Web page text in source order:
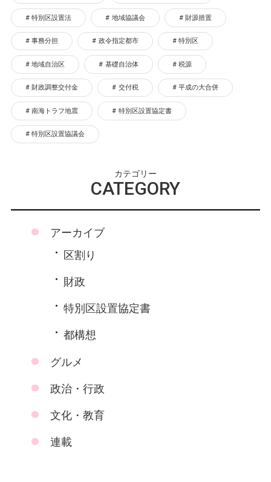
特別区設置法 地域協議会 財源措置
事務分担 政令指定都市 特別区
地域自治区 基礎自治体 税源
財政調整交付金 交付税 平成の大合併
南海トラフ地震 特別区設置協定書
特別区設置協議会
カテゴリー
CATEGORY
アーカイブ
区割り
財政
特別区設置協定書
都構想
グルメ
政治・行政
文化・教育
連載